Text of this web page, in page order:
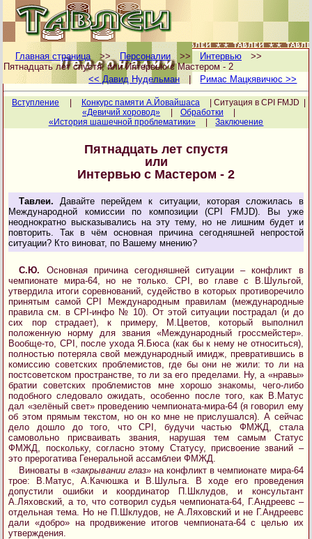
Главная страница >> Персоналии >> Интервью
>>
Пятнадцать лет спустя, или Интервью с Мастером - 2
<< Давид Нудельман
| Римас Мацкявичюс >>
Вступление Конкурс памяти А.Йовайшаса
| Ситуация в CPI FMJD |
«Девичий хоровод»
Обработки
«История шашечной проблематики»
Заключение
Пятнадцать лет спустя
или
Интервью с Мастером - 2
Тавлеи. Давайте перейдем к ситуации, которая сложилась в
Международной комиссии по композиции (CPI FMJD). Вы уже
неоднократно высказывались на эту тему, но не лишним будет и
повторить. Так в чём основная причина сегодняшней непростой
ситуации? Кто виноват, по Вашему мнению?
С.Ю. Основная причина сегодняшней ситуации – конфликт в
чемпионате мира-64, но не только. CPI, во главе с В.Шульгой,
утвердила итоги соревнований, судейство в которых противоречило
принятым самой CPI Международным правилам (международные
правила см. в CPI-инфо № 10). От этой ситуации пострадал (и до
сих пор страдает), к примеру, М.Цветов, который выполнил
положенную норму для звания «Международный гроссмейстер».
Вообще-то, CPI, после ухода Я.Бюса (как бы к нему не относиться),
полностью потеряла свой международный имидж, превратившись в
комиссию советских проблемистов, где бы они не жили: то ли на
постсоветском пространстве, то ли за его пределами. Ну, а «нравы»
братии советских проблемистов мне хорошо знакомы, чего-либо
подобного следовало ожидать, особенно после того, как В.Матус
дал «зелёный свет» проведению чемпионата-мира-64 (я говорил ему
об этом прямым текстом, но он ко мне не прислушался). А сейчас
дело дошло до того, что CPI, будучи частью ФМЖД, стала
самовольно присваивать звания, нарушая тем самым Статус
ФМЖД, поскольку, согласно этому Статусу, присвоение званий –
это прерогатива Генеральной ассамблеи ФМЖД.
Виноваты в «закрывании глаз»на конфликт в чемпионате мира-64
трое: В.Матус, А.Качюшка и В.Шульга. В ходе его проведения
допустили ошибки и координатор П.Шклудов, и консультант
А.Ляховский, а то, что сотворил судья чемпионата-64, Г.Андреевс –
отдельная тема. Но не П.Шклудов, не А.Ляховский и не Г.Андреевс
дали «добро» на продвижение итогов чемпионата-64 с целью их
утверждения.